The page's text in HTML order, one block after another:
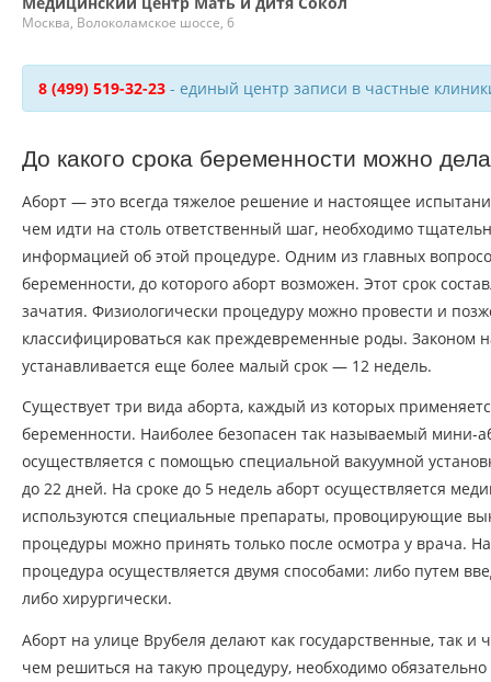
Москва, Волоколамское шоссе, 6
8 (499) 519-32-23 - единый центр записи в частные
До какого срока беременности можно
Аборт — это всегда тяжелое решение и настоящее
чем идти на столь ответственный шаг, необходимо
информацией об этой процедуре. Одним из главных
беременности, до которого аборт возможен. Этот срок
зачатия. Физиологически процедуру можно провести и
классифицироваться как преждевременные роды. Законом
устанавливается еще более малый срок — 12 недель.
Существует три вида аборта, каждый из которых
беременности. Наиболее безопасен так называемый мини-
осуществляется с помощью специальной вакуумной
до 22 дней. На сроке до 5 недель аборт осуществляется
используются специальные препараты, провоцирующие
процедуры можно принять только после осмотра у врача.
процедура осуществляется двумя способами: либо путем
либо хирургически.
Аборт на улице Врубеля делают как государственные, так
чем решиться на такую процедуру, необходимо обязательно